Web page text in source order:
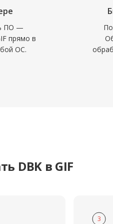
ПО —
прямо в
ОС.
DBK в GIF
3